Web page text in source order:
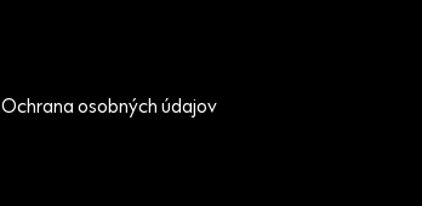
Ochrana osobných údajov